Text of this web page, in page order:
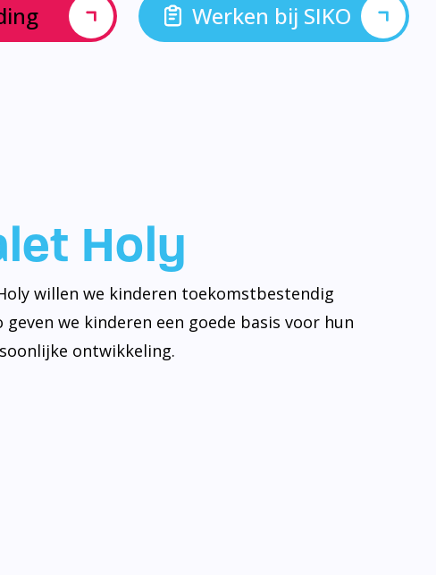
Werken bij SIKO
Holy
willen we kinderen toekomstbestendig
geven we kinderen een goede basis voor hun
ontwikkeling.